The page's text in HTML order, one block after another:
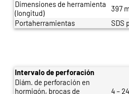
Dimensiones de herramienta
(longitud)
397
Portaherramientas
SDS
Intervalo de perforación
Diám. de perforación en
hormigón, brocas de
4 –